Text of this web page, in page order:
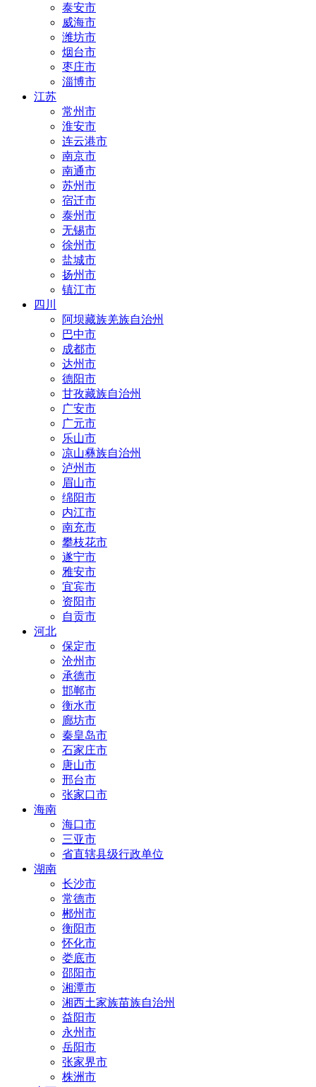
泰安市
威海市
潍坊市
烟台市
枣庄市
淄博市
江苏
常州市
淮安市
连云港市
南京市
南通市
苏州市
宿迁市
泰州市
无锡市
徐州市
盐城市
扬州市
镇江市
四川
阿坝藏族羌族自治州
巴中市
成都市
达州市
德阳市
甘孜藏族自治州
广安市
广元市
乐山市
凉山彝族自治州
泸州市
眉山市
绵阳市
内江市
南充市
攀枝花市
遂宁市
雅安市
宜宾市
资阳市
自贡市
河北
保定市
沧州市
承德市
邯郸市
衡水市
廊坊市
秦皇岛市
石家庄市
唐山市
邢台市
张家口市
海南
海口市
三亚市
省直辖县级行政单位
湖南
长沙市
常德市
郴州市
衡阳市
怀化市
娄底市
邵阳市
湘潭市
湘西土家族苗族自治州
益阳市
永州市
岳阳市
张家界市
株洲市